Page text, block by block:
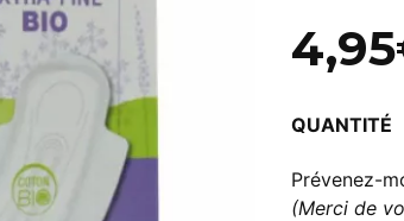
QUANTITÉ
Prévenez-
(Merci de